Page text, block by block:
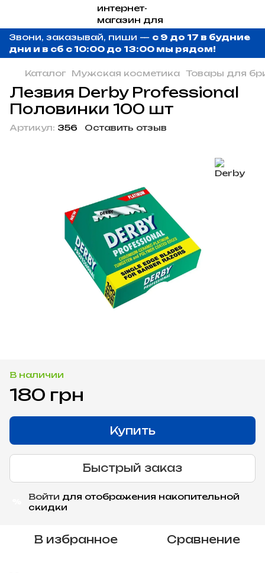
Звони, заказывай, пиши — с 9 до 17 в будние
дни и в сб с 10:00 до 13:00 мы рядом!
Каталог Мужская косметика Товары для
Лезвия Derby Professional
Половинки 100 шт
Артикул: 356 Оставить отзыв
В наличии
180 грн
Купить
Быстрый заказ
Войти для отображения накопительной
скидки
В избранное Сравнение